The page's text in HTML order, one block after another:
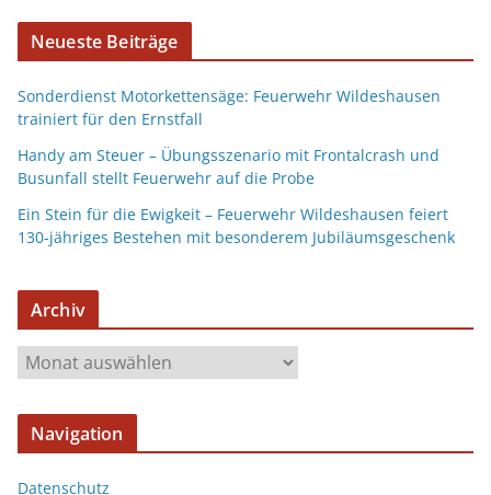
Neueste Beiträge
Sonderdienst Motorkettensäge: Feuerwehr Wildeshausen
trainiert für den Ernstfall
Handy am Steuer – Übungsszenario mit Frontalcrash und
Busunfall stellt Feuerwehr auf die Probe
Ein Stein für die Ewigkeit – Feuerwehr Wildeshausen feiert
130-jähriges Bestehen mit besonderem Jubiläumsgeschenk
Archiv
Navigation
Datenschutz